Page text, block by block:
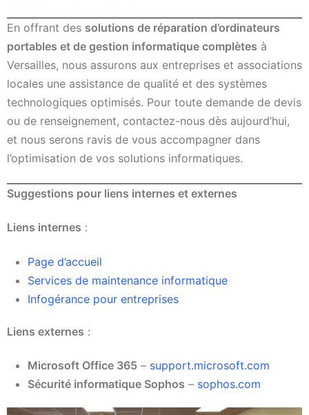
En offrant des solutions de réparation d’ordinateurs
portables et de gestion informatique complètes à
Versailles, nous assurons aux entreprises et associations
locales une assistance de qualité et des systèmes
technologiques optimisés. Pour toute demande de devis
ou de renseignement, contactez-nous dès aujourd’hui,
et nous serons ravis de vous accompagner dans
l’optimisation de vos solutions informatiques.
Suggestions pour liens internes et externes
Liens internes :
Page d’accueil
Services de maintenance informatique
Infogérance pour entreprises
Liens externes :
Microsoft Office 365 – support.microsoft.com
Sécurité informatique Sophos – sophos.com